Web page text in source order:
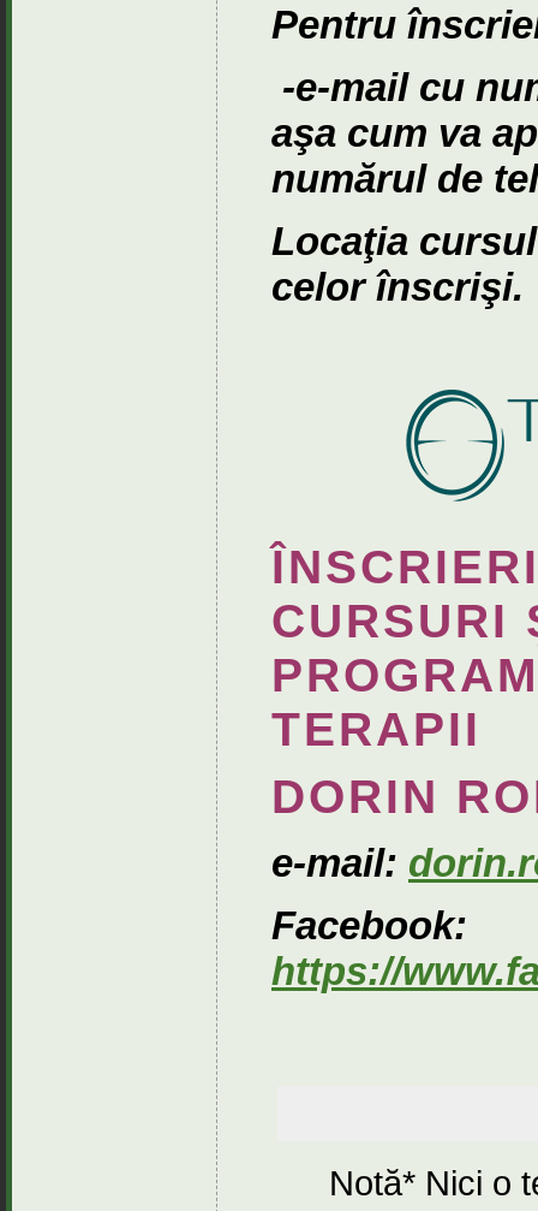
Pentru
-e-mail cu
aşa cum va
numărul de
Locaţia
celor înscrişi.
CURSURI
TERAPII
DORIN
e-mail:
Facebook:
https://
Notă* Nici o